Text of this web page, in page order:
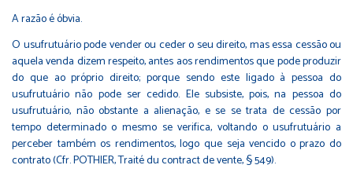
A razão é óbvia.
O usufrutuário pode vender ou ceder o seu direito, mas essa cessão ou
aquela venda dizem respeito, antes aos rendimentos que pode produzir
do que ao próprio direito; porque sendo este ligado à pessoa do
usufrutuário não pode ser cedido. Ele subsiste, pois, na pessoa do
usufrutuário, não obstante a alienação, e se se trata de cessão por
tempo determinado o mesmo se verifica, voltando o usufrutuário a
perceber também os rendimentos, logo que seja vencido o prazo do
contrato (Cfr. POTHIER, Traité du contract de vente, § 549).